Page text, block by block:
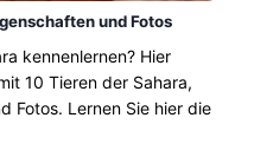
und Fotos
kennenlernen? Hier
10 Tieren der Sahara,
Fotos. Lernen Sie hier die